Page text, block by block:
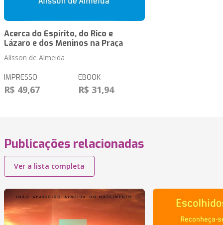
Acerca do Espírito, do Rico e
Lázaro e dos Meninos na Praça
Alisson de Almeida
IMPRESSO
R$ 49,67
EBOOK
R$ 31,94
Publicações relacionadas
Ver a lista completa